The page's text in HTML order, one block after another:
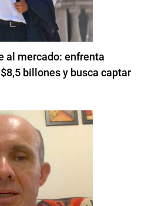
al mercado: enfrenta
billones y busca captar